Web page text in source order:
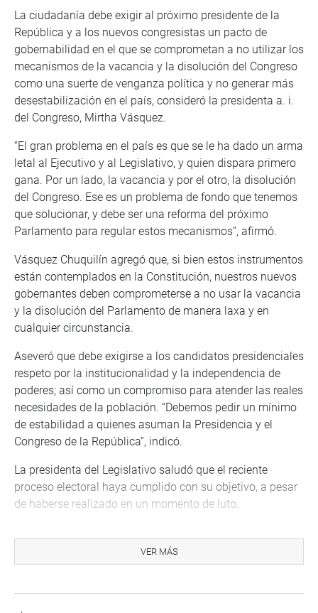
La ciudadanía debe exigir al próximo presidente de la
República y a los nuevos congresistas un pacto de
gobernabilidad en el que se comprometan a no utilizar los
mecanismos de la vacancia y la disolución del Congreso
como una suerte de venganza política y no generar más
desestabilización en el país, consideró la presidenta a. i.
del Congreso, Mirtha Vásquez.
“El gran problema en el país es que se le ha dado un arma
letal al Ejecutivo y al Legislativo, y quien dispara primero
gana. Por un lado, la vacancia y por el otro, la disolución
del Congreso. Ese es un problema de fondo que tenemos
que solucionar, y debe ser una reforma del próximo
Parlamento para regular estos mecanismos”, afirmó.
Vásquez Chuquilín agregó que, si bien estos instrumentos
están contemplados en la Constitución, nuestros nuevos
gobernantes deben comprometerse a no usar la vacancia
y la disolución del Parlamento de manera laxa y en
cualquier circunstancia.
Aseveró que debe exigirse a los candidatos presidenciales
respeto por la institucionalidad y la independencia de
poderes; así como un compromiso para atender las reales
necesidades de la población. “Debemos pedir un mínimo
de estabilidad a quienes asuman la Presidencia y el
Congreso de la República”, indicó.
La presidenta del Legislativo saludó que el reciente
proceso electoral haya cumplido con su objetivo, a pesar
de haberse realizado en un momento de luto.
miembros de mesa por cumplir con esta jornada que nos
ha permitido tener a las autoridades que gobernaran a
VER MÁS